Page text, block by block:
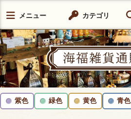
メニュー カテゴリ
紫色 緑色 黄色 青色